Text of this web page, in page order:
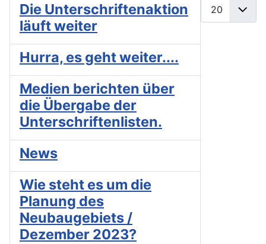
Die Unterschriftenaktion
läuft weiter
Hurra, es geht weiter....
Medien berichten über
die Übergabe der
Unterschriftenlisten.
News
Wie steht es um die
Planung des
Neubaugebiets /
Dezember 2023?